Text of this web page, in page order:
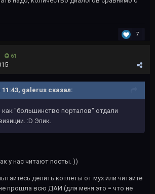
7
61
11:43, galerus сказал:
как "большинство порталов" отдали
:D Эпик.
у нас читают посты. ))
делить котлеты от мух или читайте
прошла всю ДАИ (для меня это = что не